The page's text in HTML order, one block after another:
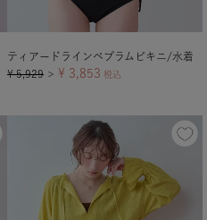
ティアードラインペプラムビキニ/水着
¥ 5,929 ＞ ¥ 3,853 税込